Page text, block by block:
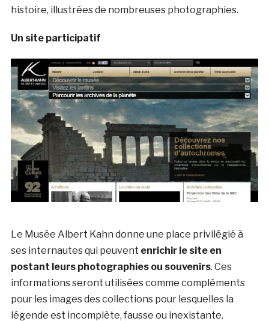
histoire, illustrées de nombreuses photographies.
Un site participatif
Le Musée Albert Kahn donne une place privilégié à
ses internautes qui peuvent enrichir le site en
postant leurs photographies ou souvenirs. Ces
informations seront utilisées comme compléments
pour les images des collections pour lesquelles la
légende est incomplète, fausse ou inexistante.